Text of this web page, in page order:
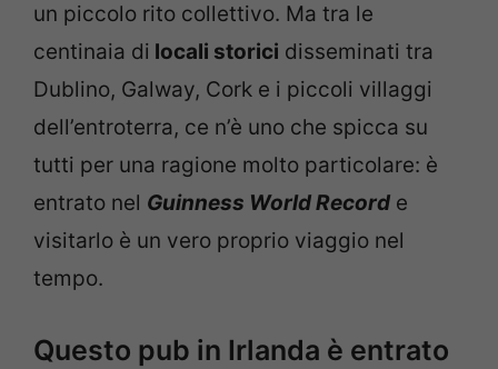
un piccolo rito collettivo. Ma tra le
centinaia di locali storici disseminati tra
Dublino, Galway, Cork e i piccoli villaggi
dell’entroterra, ce n’è uno che spicca su
tutti per una ragione molto particolare: è
entrato nel Guinness World Record e
visitarlo è un vero proprio viaggio nel
tempo.
Questo pub in Irlanda è entrato